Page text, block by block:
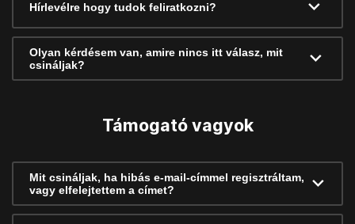
Hírlevélre hogy tudok feliratkozni?
Olyan kérdésem van, amire nincs itt válasz, mit
csináljak?
Támogató vagyok
Mit csináljak, ha hibás e-mail-címmel regisztráltam,
vagy elfelejtettem a címet?